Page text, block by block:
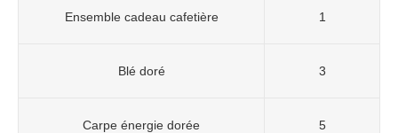
Ensemble cadeau cafetière 1
Blé doré 3
Carpe énergie dorée 5